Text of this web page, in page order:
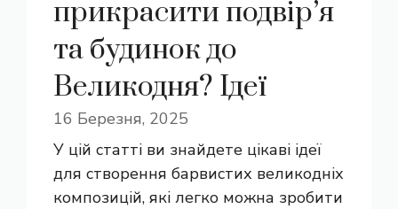
прикрасити подвір’я
та будинок до
Великодня? Ідеї
16 Березня, 2025
У цій статті ви знайдете цікаві ідеї
для створення барвистих великодніх
композицій, які легко можна зробити